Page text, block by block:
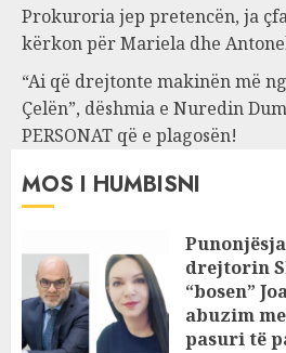
Prokuroria jep pretencën, ja
kërkon për Mariela dhe
“Ai që drejtonte makinën më
Çelën”, dëshmia e Nuredin
PERSONAT që e plagosën!
MOS I HUMBISNI
drejtorin
“bosen”
abuzim
pasuri të